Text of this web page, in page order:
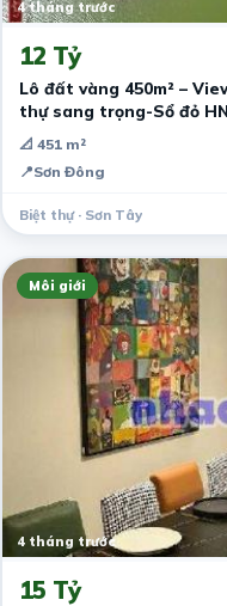
4 tháng trước
12 Tỷ
Lô đất vàng 450m² –
thự sang trọng-Sổ đỏ HN
📐 451 m²
📍Sơn Đông
Biệt thự · Sơn Tây
Môi giới
4 tháng trước
15 Tỷ